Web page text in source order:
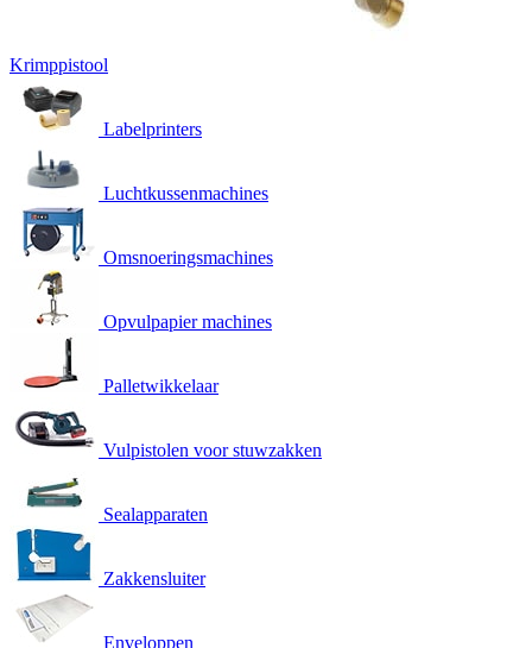
Krimppistool
Labelprinters
Luchtkussenmachines
Omsnoeringsmachines
Opvulpapier machines
Palletwikkelaar
Vulpistolen voor stuwzakken
Sealapparaten
Zakkensluiter
Enveloppen